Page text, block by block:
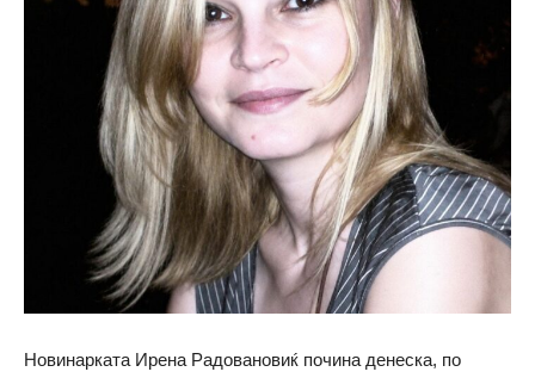
Новинарката Ирена Радовановиќ почина денеска, по